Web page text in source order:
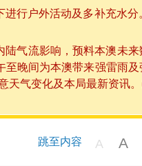
行户外活动及多补充水分
气流影响，预料本澳未来
晚间为本澳带来强雷雨及
天气变化及本局最新资讯
跳至内容 A A